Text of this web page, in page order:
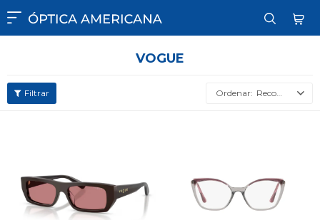

VOGUE
Recomendados